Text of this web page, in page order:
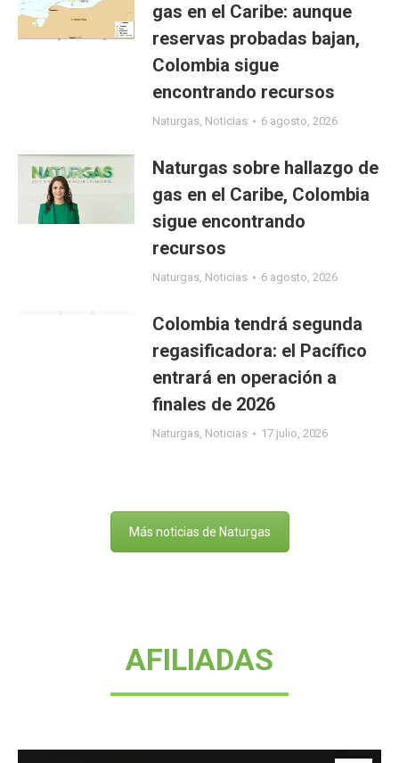
gas en el Caribe: aunque
reservas probadas bajan,
Colombia sigue
encontrando recursos
Naturgas, Noticias 6 agosto, 2026
Naturgas sobre hallazgo de
gas en el Caribe, Colombia
sigue encontrando
recursos
Naturgas, Noticias 6 agosto, 2026
Colombia tendrá segunda
regasificadora: el Pacífico
entrará en operación a
finales de 2026
Naturgas, Noticias 17 julio, 2026
Más noticias de Naturgas
AFILIADAS